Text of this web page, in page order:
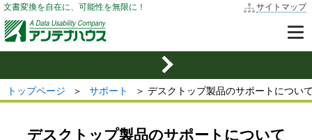
文書変換を自在に、可能性を無限に！ サイトマップ
トップページ ＞ サポート ＞ デスクトップ製品のサポートについ
デスクトップ製品のサポートについて